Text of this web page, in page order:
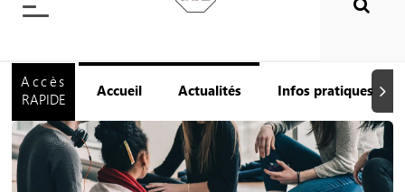
Accès
RAPIDE
Accueil Actualités Infos pratiques